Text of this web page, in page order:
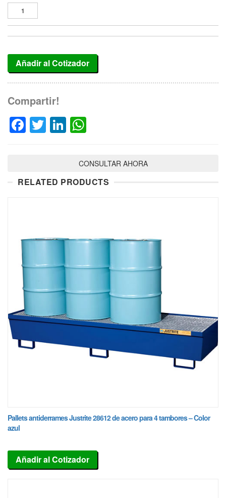
Añadir al Cotizador
Compartir!
Facebook
TwitterLinkedIn
CONSULTAR AHORA
RELATED PRODUCTS
Pallets antiderrames Justrite 28612 de acero para 4 tambores – Color
azul
Añadir al Cotizador